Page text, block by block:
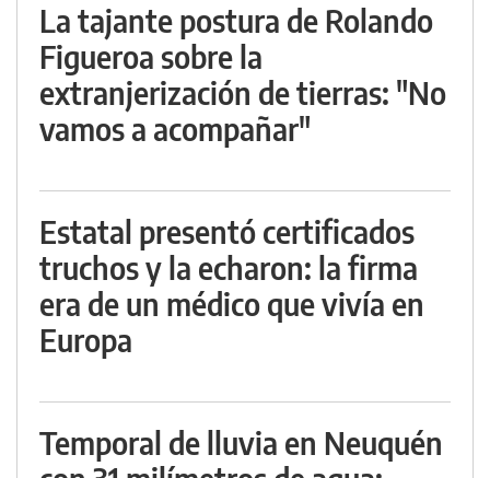
La tajante postura de Rolando
Figueroa sobre la
extranjerización de tierras: "No
vamos a acompañar"
Estatal presentó certificados
truchos y la echaron: la firma
era de un médico que vivía en
Europa
Temporal de lluvia en Neuquén